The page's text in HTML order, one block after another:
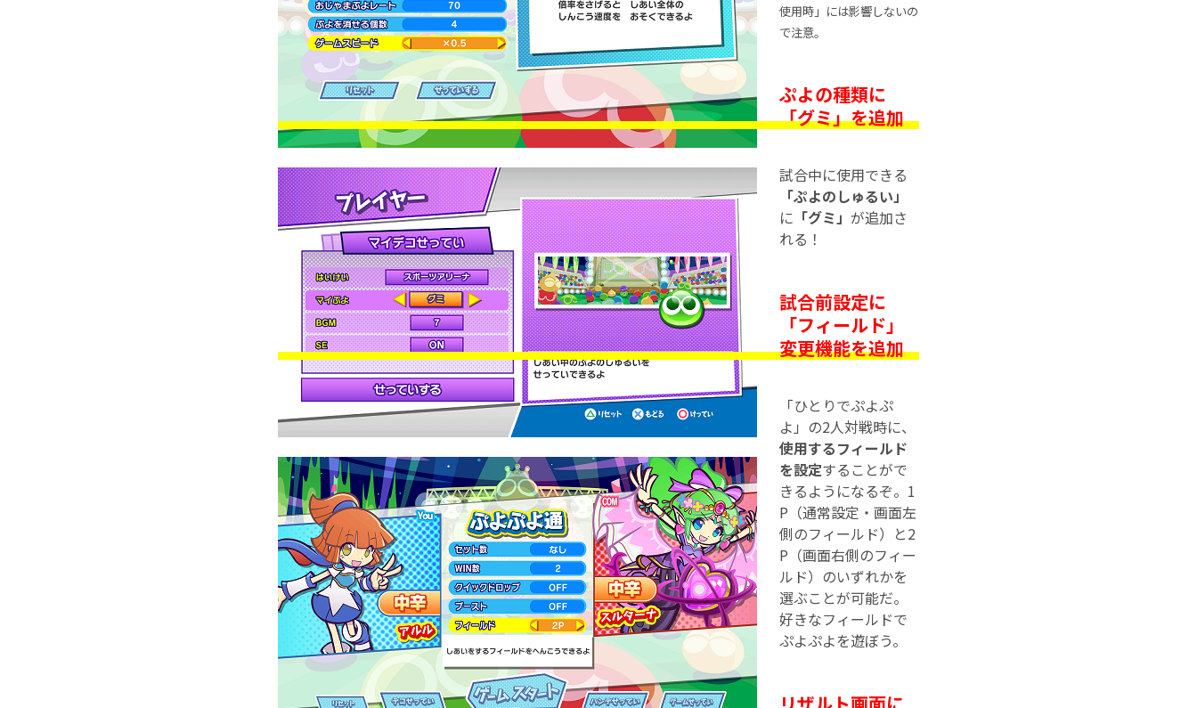
使用時」には影響しないの
で注意。
ぷよの種類に
「グミ」を追加
試合中に使用できる
「ぷよのしゅるい」
に 「グミ」 が追加さ
れる！
試合前設定に
「フィールド」
変更機能を追加
「ひとりでぷよぷ
よ」の2人対戦時に、
使用するフィールド
を設定することがで
きるようになるぞ。1
P（通常設定・画面左
側のフィールド）と2
P（画面右側のフィー
ルド）のいずれかを
選ぶことが可能だ。
好きなフィールドで
ぷよぷよを遊ぼう。